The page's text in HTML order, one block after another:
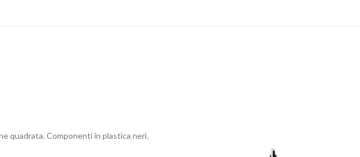
quadrata. Componenti in plastica neri.